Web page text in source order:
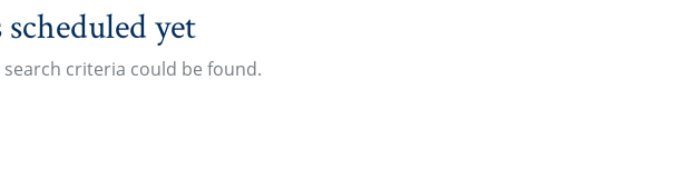
yet
criteria could be found.